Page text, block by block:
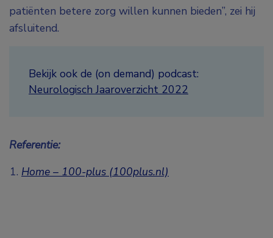
patiënten betere zorg willen kunnen bieden”, zei hij
afsluitend.
Bekijk ook de (on demand) podcast:
Neurologisch Jaaroverzicht 2022
Referentie:
Home – 100-plus (100plus.nl)